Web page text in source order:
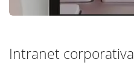
Intranet corporativa